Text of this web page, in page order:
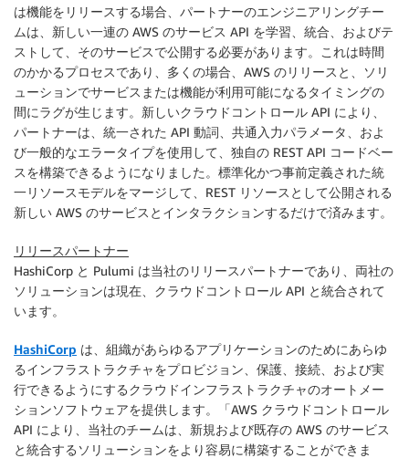
は機能をリリースする場合、パートナーのエンジニアリングチー
ムは、新しい一連の AWS のサービス API を学習、統合、およびテ
ストして、そのサービスで公開する必要があります。これは時間
のかかるプロセスであり、多くの場合、AWS のリリースと、ソリ
ューションでサービスまたは機能が利用可能になるタイミングの
間にラグが生じます。新しいクラウドコントロール API により、
パートナーは、統一された API 動詞、共通入力パラメータ、およ
び一般的なエラータイプを使用して、独自の REST API コードベー
スを構築できるようになりました。標準化かつ事前定義された統
一リソースモデルをマージして、REST リソースとして公開される
新しい AWS のサービスとインタラクションするだけで済みます。
リリースパートナー
HashiCorp と Pulumi は当社のリリースパートナーであり、両社の
ソリューションは現在、 クラウドコントロール API と統合されて
います。
HashiCorp は、組織があらゆるアプリケーションのためにあらゆ
るインフラストラクチャをプロビジョン、保護、接続、および実
行できるようにするクラウドインフラストラクチャのオートメー
ションソフトウェアを提供します。「AWS クラウドコントロール
API により、当社のチームは、新規および既存の AWS のサービス
と統合するソリューションをより容易に構築することができま